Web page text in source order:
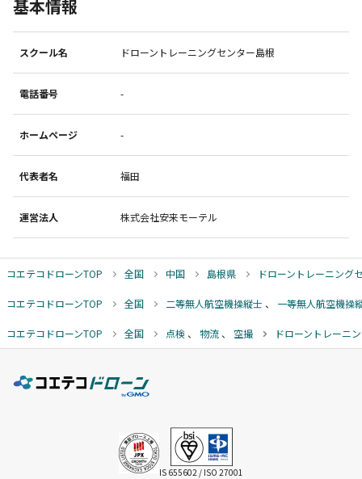
基本情報
スクール名 ドローントレーニングセンター島根
電話番号 -
ホームページ -
代表者名 福田
運営法人 株式会社安来モーテル
コエテコドローンTOP 全国 中国 島根県 ドローントレーニング
コエテコドローンTOP 全国 二等無人航空機操縦士 、 一等無人航空機操
コエテコドローンTOP 全国 点検 、 物流 、 空撮 ドローントレーニ
IS 655602 / ISO 27001